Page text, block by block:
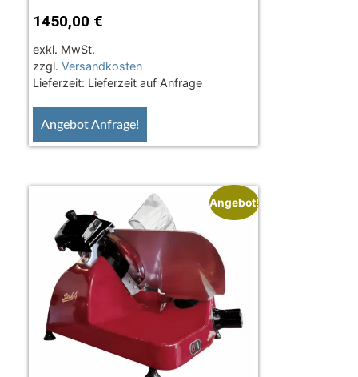
1450,00 €
exkl. MwSt.
zzgl. Versandkosten
Lieferzeit: Lieferzeit auf Anfrage
Angebot Anfrage!
Angebot!